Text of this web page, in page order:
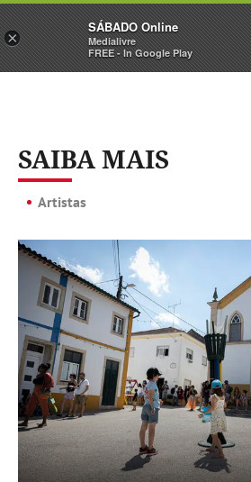
Sábado Assine
SAIBA MAIS
Artistas
×
SÁBADO Online
Medialivre
FREE - In Google Play